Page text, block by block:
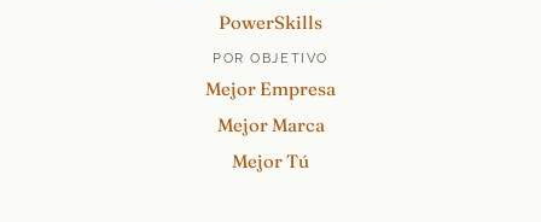
PowerSkills
POR OBJETIVO
Mejor Empresa
Mejor Marca
Mejor Tú